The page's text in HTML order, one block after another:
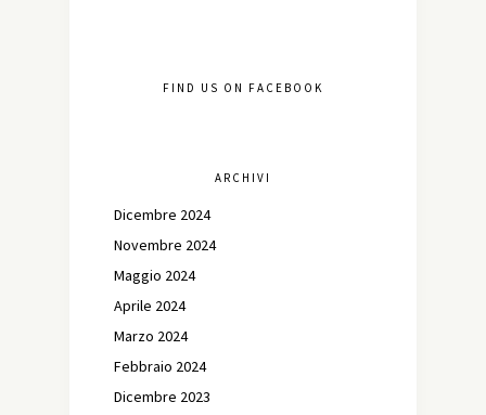
FIND US ON FACEBOOK
ARCHIVI
Dicembre 2024
Novembre 2024
Maggio 2024
Aprile 2024
Marzo 2024
Febbraio 2024
Dicembre 2023